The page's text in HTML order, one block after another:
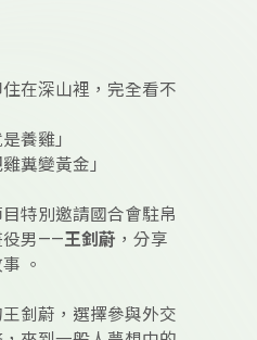
住在深山裡，完全看不
養雞」
糞變黃金」
特別邀請國合會駐帛
役男——王釗蔚 ，分享
。
釗蔚，選擇參與外交